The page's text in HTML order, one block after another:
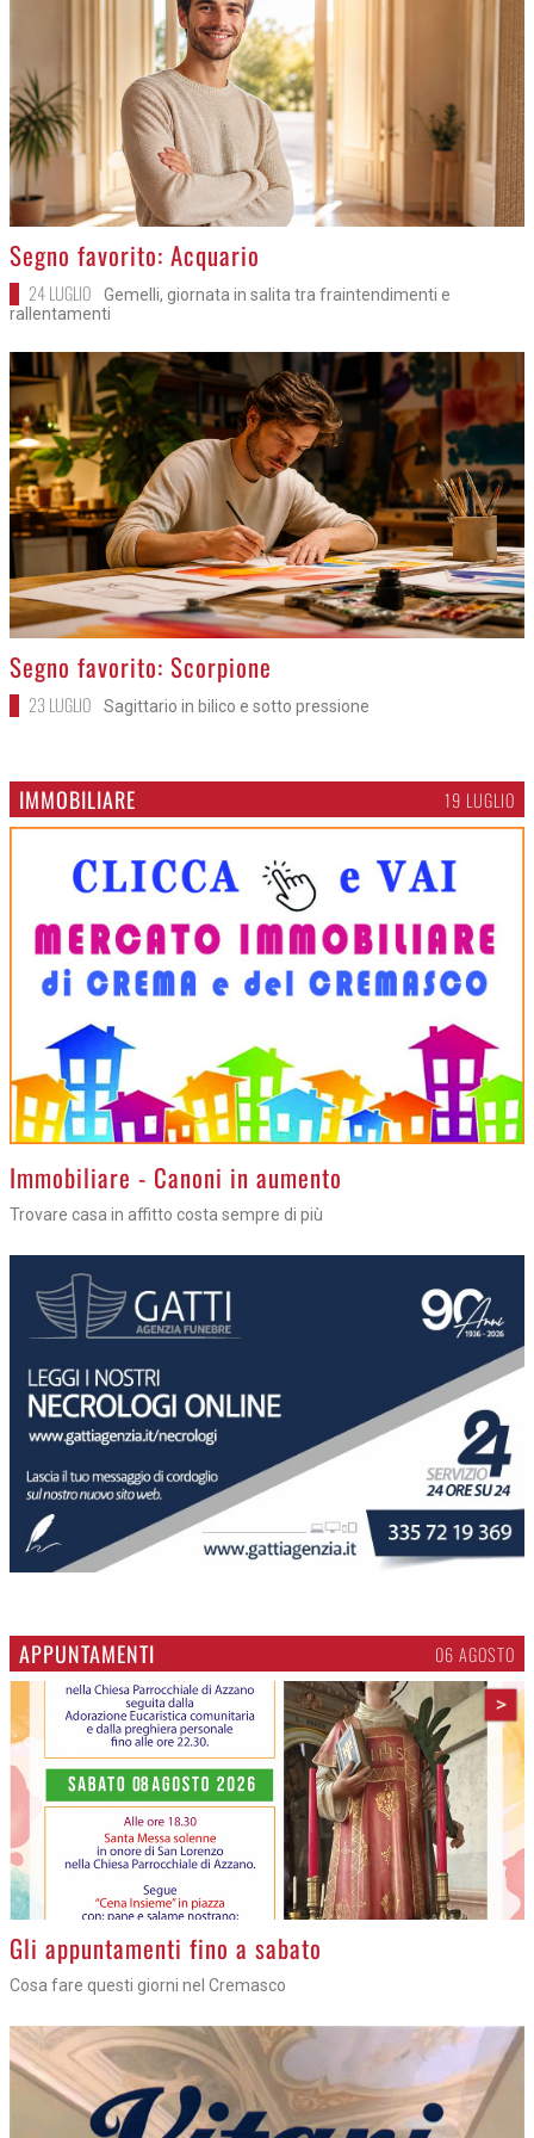
>
Segno favorito: Acquario
24 LUGLIO
Gemelli, giornata in salita tra fraintendimenti e
rallentamenti
>
Segno favorito: Scorpione
23 LUGLIO Sagittario in bilico e sotto pressione
IMMOBILIARE 19 LUGLIO
>Immobiliare - Canoni in aumento
Trovare casa in affitto costa sempre di più
APPUNTAMENTI 06 AGOSTO
>
Gli appuntamenti fino a sabato
Cosa fare questi giorni nel Cremasco